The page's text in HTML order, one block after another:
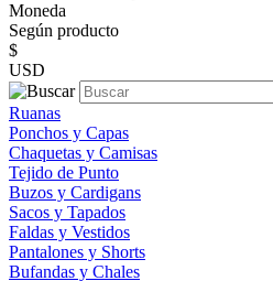
Moneda
Según producto
$
USD
Ruanas
Ponchos y Capas
Chaquetas y Camisas
Tejido de Punto
Buzos y Cardigans
Sacos y Tapados
Faldas y Vestidos
Pantalones y Shorts
Bufandas y Chales